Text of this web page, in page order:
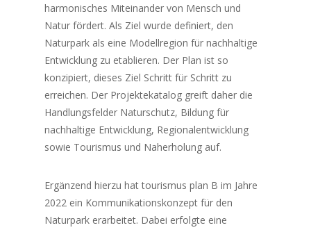
harmonisches Miteinander von Mensch und
Natur fördert. Als Ziel wurde definiert, den
Naturpark als eine Modellregion für nachhaltige
Entwicklung zu etablieren. Der Plan ist so
konzipiert, dieses Ziel Schritt für Schritt zu
erreichen. Der Projektekatalog greift daher die
Handlungsfelder Naturschutz, Bildung für
nachhaltige Entwicklung, Regionalentwicklung
sowie Tourismus und Naherholung auf.
Ergänzend hierzu hat tourismus plan B im Jahre
2022 ein Kommunikationskonzept für den
Naturpark erarbeitet. Dabei erfolgte eine